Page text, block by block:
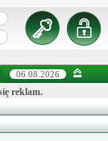
06.08.2026
reklam.